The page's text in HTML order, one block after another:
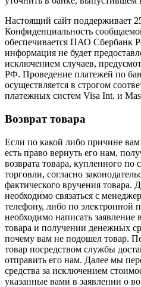
Настоящий сайт поддерживает
Конфиденциальность
обеспечивается ПАО Сбербанк
информация не будет
исключением случаев,
РФ. Проведение платежей по
осуществляется в строгом
платежных систем Visa Int. и
Возврат товара
Если по какой либо причине
есть право вернуть его нам,
возврата товара, купленного по
торговли, согласно
фактического вручения товара.
необходимо связаться с
телефону, либо по электронной
необходимо написать заявление
товара и получении денежных
почему вам не подошел товар.
товар посредством службы
отправить его нам. Далее мы
средства за исключением
указанные вами в заявлении о